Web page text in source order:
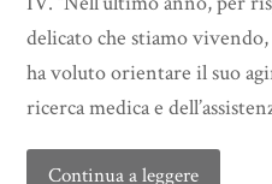
delicato che stiamo
ha voluto orientare il suo
ricerca medica e
Continua a leggere